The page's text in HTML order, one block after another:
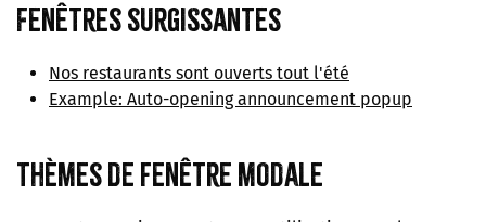
Fenêtres surgissantes
Nos restaurants sont ouverts tout l'été
Example: Auto-opening announcement popup
Thèmes de fenêtre modale